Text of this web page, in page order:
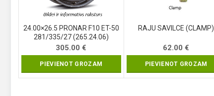
24.00×26.5 PRONAR F10 ET-50
281/335/27 (265.24.06)
305.00€
PIEVIENOT GROZAM
RAJU SAVILCE (CLAMP)
62.00€
PIEVIENOT GROZAM